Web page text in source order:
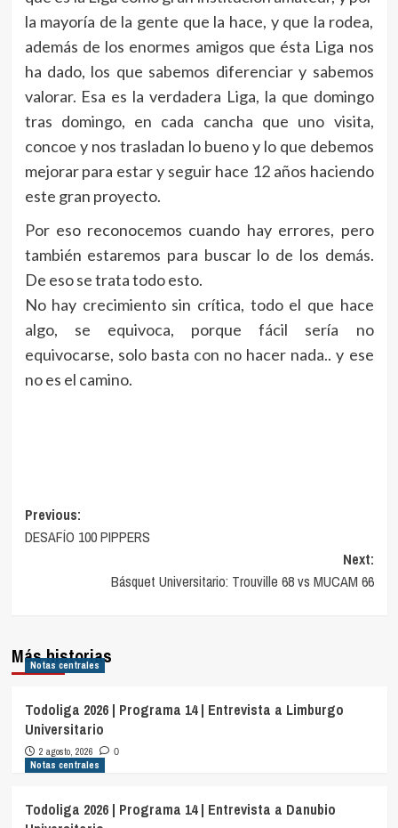
la mayoría de la gente que la hace, y que la rodea,
además de los enormes amigos que ésta Liga nos
ha dado, los que sabemos diferenciar y sabemos
valorar. Esa es la verdadera Liga, la que domingo
tras domingo, en cada cancha que uno visita,
concoe y nos trasladan lo bueno y lo que debemos
mejorar para estar y seguir hace 12 años haciendo
este gran proyecto.
Por eso reconocemos cuando hay errores, pero
también estaremos para buscar lo de los demás.
De eso se trata todo esto.
No hay crecimiento sin crítica, todo el que hace
algo, se equivoca, porque fácil sería no
equivocarse, solo basta con no hacer nada.. y ese
no es el camino.
Navegación
de
entradas
Previous:
DESAFÍO 100 PIPPERS
Next:
Básquet Universitario: Trouville 68 vs MUCAM 66
Más historias
Notas centrales
Todoliga 2026 | Programa 14 | Entrevista a Limburgo
Universitario
2 agosto, 2026 0
Notas centrales
Todoliga 2026 | Programa 14 | Entrevista a Danubio